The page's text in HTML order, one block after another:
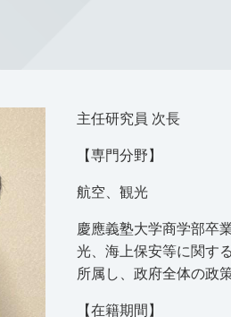
主任研究員 次長
【専門分野】
航空、観光
慶應義塾大学商学部卒
光、海上保安等に関す
所属し、政府全体の政
【在籍期間】